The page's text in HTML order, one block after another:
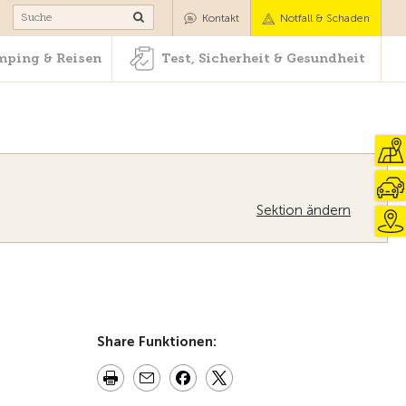
Camping & Reisen Test, Sicherheit & Gesundheit
Kontakt Notfall & Schaden
& Reisen Test, Sicherheit & Gesundheit
Sektion ändern
Share Funktionen: